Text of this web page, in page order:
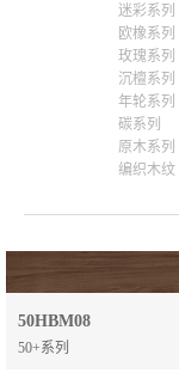
迷彩系列
欧橡系列
玫瑰系列
沉檀系列
年轮系列
碳系列
原木系列
编织木纹
50HBM08
50+系列